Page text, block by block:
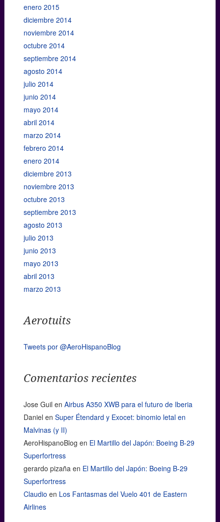
enero 2015
diciembre 2014
noviembre 2014
octubre 2014
septiembre 2014
agosto 2014
julio 2014
junio 2014
mayo 2014
abril 2014
marzo 2014
febrero 2014
enero 2014
diciembre 2013
noviembre 2013
octubre 2013
septiembre 2013
agosto 2013
julio 2013
junio 2013
mayo 2013
abril 2013
marzo 2013
Aerotuits
Tweets por @AeroHispanoBlog
Comentarios recientes
Jose Guil en Airbus A350 XWB para el futuro de Iberia
Daniel en Super Étendard y Exocet: binomio letal en
Malvinas (y II)
AeroHispanoBlog en El Martillo del Japón: Boeing B-29
Superfortress
gerardo pizañaen El Martillo del Japón: Boeing B-29
Superfortress
Claudio en Los Fantasmas del Vuelo 401 de Eastern
Airlines